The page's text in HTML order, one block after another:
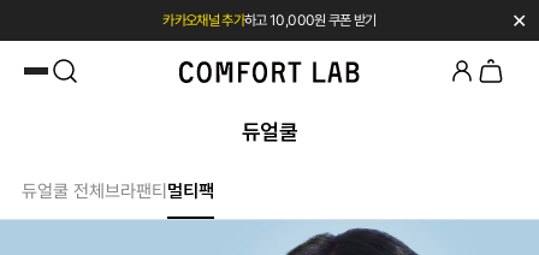
카카오채널 추가하고 10,000원 쿠폰 받기
첫 구매 시 베스트셀러 50% 즉시 할인
✕
듀얼쿨
듀얼쿨 전체브라팬티멀티팩